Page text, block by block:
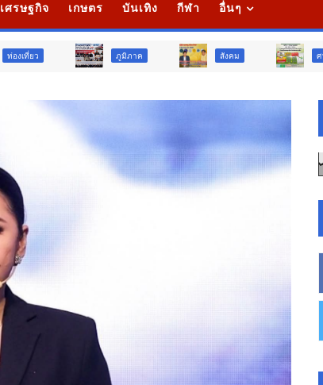
เศรษฐกิจ เกษตร บันเทิง กีฬา อื่นๆ